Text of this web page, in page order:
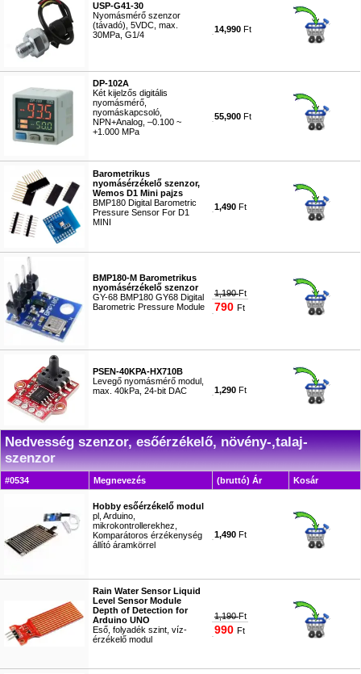
USP-G41-30
Nyomásmérő szenzor
(távadó), 5VDC, max.
30MPa, G1/4
14,990 Ft
DP-102A
Két kijelzős digitális
nyomásmérő,
nyomáskapcsoló,
NPN+Analog, –0.100 ~
+1.000 MPa
55,900 Ft
Barometrikus
nyomásérzékelő szenzor,
Wemos D1 Mini pajzs
BMP180 Digital Barometric
Pressure Sensor For D1
MINI
1,490 Ft
BMP180-M Barometrikus
nyomásérzékelő szenzor
GY-68 BMP180 GY68 Digital
Barometric Pressure Module
1,190Ft
790 Ft
PSEN-40KPA-HX710B
Levegő nyomásmérő modul,
max. 40kPa, 24-bit DAC
1,290 Ft
Nedvesség szenzor, esőérzékelő, növény-,talaj-
szenzor
#0534 Megnevezés (bruttó) Ár Kosár
Hobby esőérzékelő modul
pl, Arduino,
mikrokontrollerekhez,
Komparátoros érzékenység
állító áramkörrel
1,490 Ft
Rain Water Sensor Liquid
Level Sensor Module
Depth of Detection for
Arduino UNO
Eső, folyadék szint, víz-
érzékelő modul
1,190Ft
990 Ft